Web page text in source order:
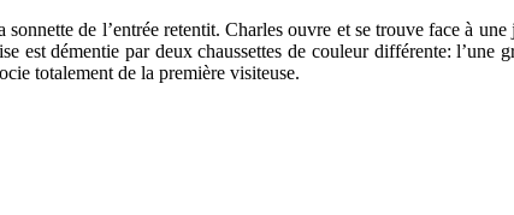
de l’entrée retentit. Charles ouvre et se trouve face à
est démentie par deux chaussettes de couleur différente:
totalement de la première visiteuse.